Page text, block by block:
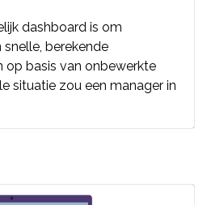
dashboard is om
berekende
op basis van onbewerkte
situatie zou een manager in